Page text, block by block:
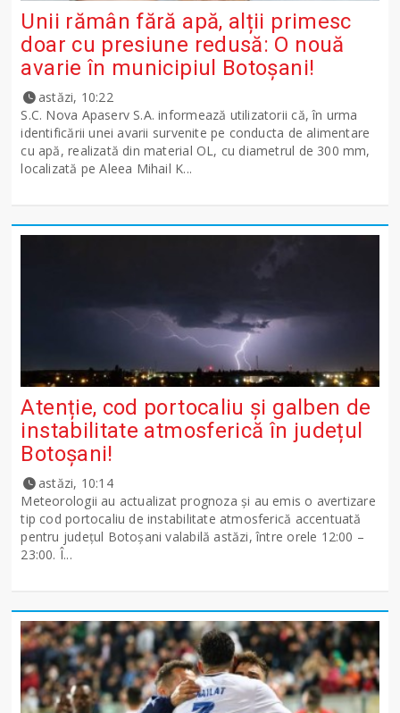
Unii rămân fără apă, alții primesc
doar cu presiune redusă: O nouă
avarie în municipiul Botoșani!
astăzi, 10:22
S.C. Nova Apaserv S.A. informează utilizatorii că, în urma
identificării unei avarii survenite pe conducta de alimentare
cu apă, realizată din material OL, cu diametrul de 300 mm,
localizată pe Aleea Mihail K...
Atenție, cod portocaliu și galben de
instabilitate atmosferică în județul
Botoșani!
astăzi, 10:14
Meteorologii au actualizat prognoza și au emis o avertizare
tip cod portocaliu de instabilitate atmosferică accentuată
pentru județul Botoșani valabilă astăzi, între orele 12:00 –
23:00. Î...